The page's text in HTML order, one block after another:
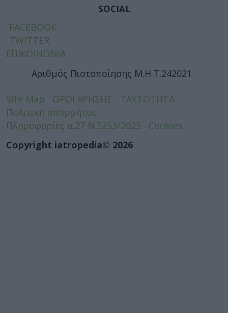
SOCIAL
FACEBOOK
TWITTER
ΕΠΙΚΟΙΝΩΝΙΑ
Αριθμός Πιστοποίησης Μ.Η.Τ.242021
Site Map ΟΡΟΙ ΧΡΗΣΗΣ
ΤΑΥΤΟΤΗΤΑ
Πολιτική απορρήτου
Πληροφορίες α.27 Ν.5253/2025
Cookies
Copyright iatropedia© 2026